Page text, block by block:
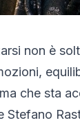
non è
che sta
Stefano